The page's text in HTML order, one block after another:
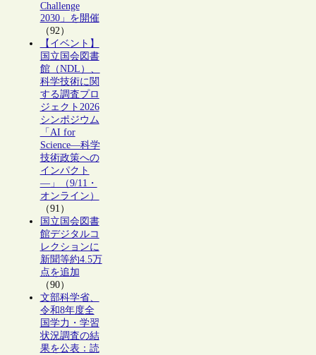
Challenge
2030」を開催
（92）
【イベント】
国立国会図書
館（NDL）、
科学技術に関
する調査プロ
ジェクト2026
シンポジウム
「AI for
Science―科学
技術政策への
インパクト
―」（9/11・
オンライン）
（91）
国立国会図書
館デジタルコ
レクションに
新聞等約4.5万
点を追加
（90）
文部科学省、
令和8年度全
国学力・学習
状況調査の結
果を公表：読